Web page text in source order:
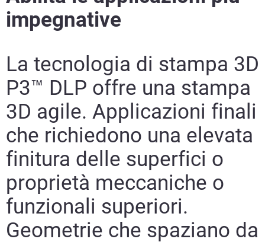
impegnative
La tecnologia di stampa 3D
P3™ DLP offre una stampa
3D agile. Applicazioni finali
che richiedono una elevata
finitura delle superfici o
proprietà meccaniche o
funzionali superiori.
Geometrie che spaziano da